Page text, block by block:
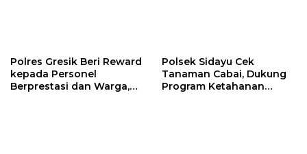
Polres Gresik Beri Reward
kepada Personel
Berprestasi dan Warga,
Polsek Sidayu Cek
Tanaman Cabai, Dukung
Program Ketahanan